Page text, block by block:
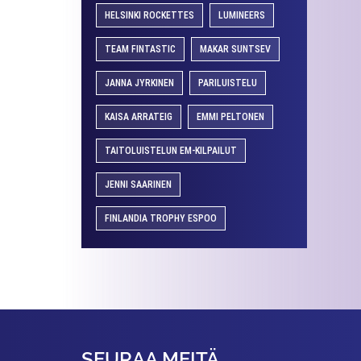
HELSINKI ROCKETTES LUMINEERS
TEAM FINTASTIC MAKAR SUNTSEV
JANNA JYRKINEN PARILUISTELU
KAISA ARRATEIG EMMI PELTONEN
TAITOLUISTELUN EM-KILPAILUT
JENNI SAARINEN
FINLANDIA TROPHY ESPOO